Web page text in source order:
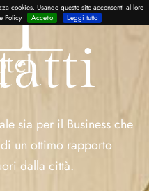
cookies. Usando questo sito acconsenti al loro
Policy
Accetto Leggi tutto
sia per il Business che
un ottimo rapporto
dalla città.